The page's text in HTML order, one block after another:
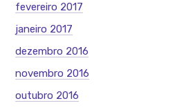
fevereiro 2017
janeiro 2017
dezembro 2016
novembro 2016
outubro 2016